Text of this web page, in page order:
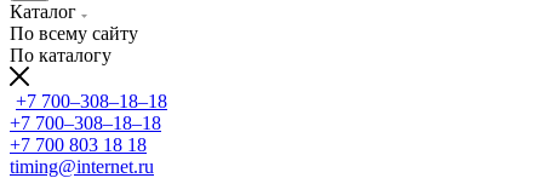
Каталог
По всему сайту
По каталогу
+7 700‒308‒18‒18
+7 700‒308‒18‒18
+7 700 803 18 18
timing@internet.ru